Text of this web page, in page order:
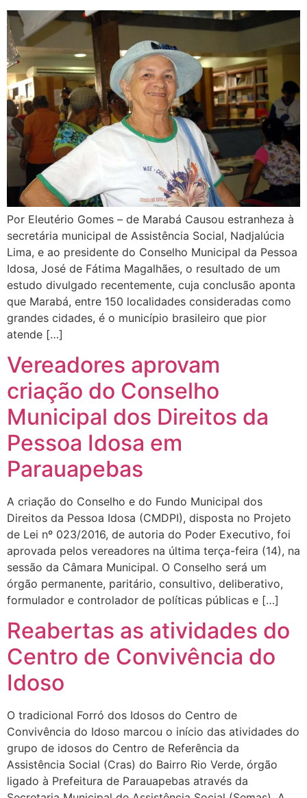
Por Eleutério Gomes – de Marabá Causou estranheza à
secretária municipal de Assistência Social, Nadjalúcia
Lima, e ao presidente do Conselho Municipal da Pessoa
Idosa, José de Fátima Magalhães, o resultado de um
estudo divulgado recentemente, cuja conclusão aponta
que Marabá, entre 150 localidades consideradas como
grandes cidades, é o município brasileiro que pior
atende […]
Vereadores aprovam
criação do Conselho
Municipal dos Direitos da
Pessoa Idosa em
Parauapebas
A criação do Conselho e do Fundo Municipal dos
Direitos da Pessoa Idosa (CMDPI), disposta no Projeto
de Lei nº 023/2016, de autoria do Poder Executivo, foi
aprovada pelos vereadores na última terça-feira (14), na
sessão da Câmara Municipal. O Conselho será um
órgão permanente, paritário, consultivo, deliberativo,
formulador e controlador de políticas públicas e […]
Reabertas as atividades do
Centro de Convivência do
Idoso
O tradicional Forró dos Idosos do Centro de
Convivência do Idoso marcou o início das atividades do
grupo de idosos do Centro de Referência da
Assistência Social (Cras) do Bairro Rio Verde, órgão
ligado à Prefeitura de Parauapebas através da